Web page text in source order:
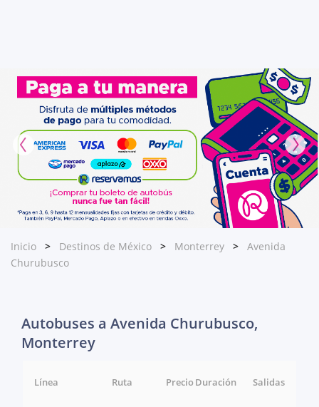
Inicio Destinos de México Monterrey
Avenida
Churubusco
Autobuses a Avenida Churubusco,
Monterrey
Línea Ruta Salidas
Duración
Precio